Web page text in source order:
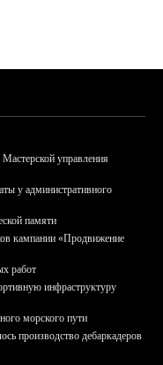
управления
у административного
памяти
кампании «Продвижение
работ
инфраструктуру
морского пути
производство дебаркадеров